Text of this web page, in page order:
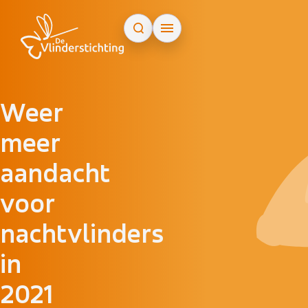
Weer
meer
aandacht
voor
nachtvlinders
in
2021